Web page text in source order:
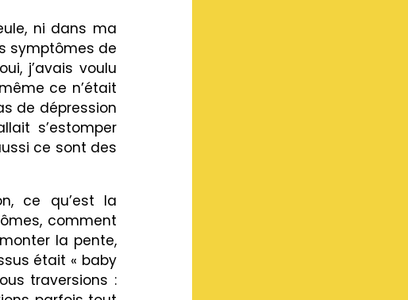
ni dans ma
symptômes de
j’avais voulu
ce n’était
de dépression
s’estomper
ce sont des
ce qu’est la
comment
la pente,
était « baby
traversions :